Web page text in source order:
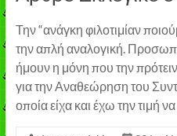
Την “ανάγκη φιλοτιμίαν
την απλή αναλογική.
ήμουν η μόνη που την
για την Αναθεώρηση του
οποία είχα και έχω την τιμή